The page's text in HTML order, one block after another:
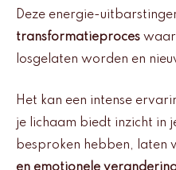
Deze energie-
transformatieproces
losgelaten worden en
Het kan een intense
je lichaam biedt inzicht in
besproken hebben, laten